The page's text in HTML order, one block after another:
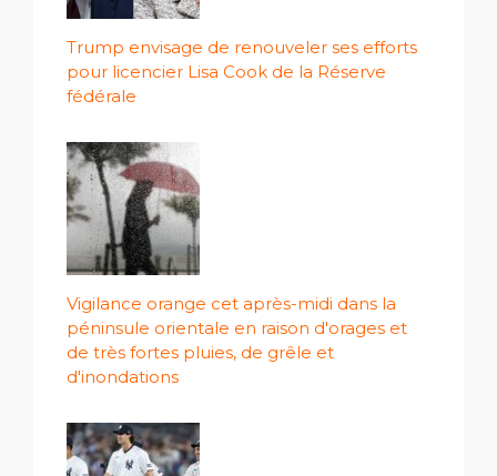
Trump envisage de renouveler ses efforts
pour licencier Lisa Cook de la Réserve
fédérale
Vigilance orange cet après-midi dans la
péninsule orientale en raison d'orages et
de très fortes pluies, de grêle et
d'inondations